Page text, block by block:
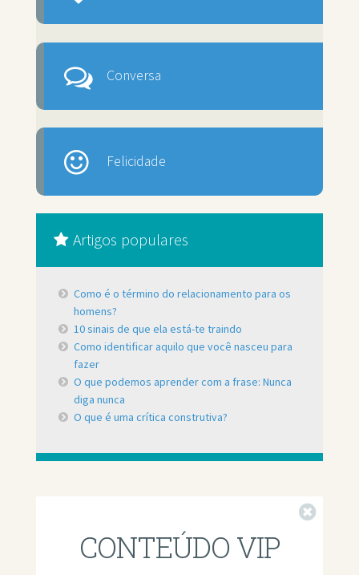
Conversa
Felicidade
Artigos populares
Como é o término do relacionamento para os
homens?
10 sinais de que ela está-te traindo
Como identificar aquilo que você nasceu para
fazer
O que podemos aprender com a frase: Nunca
diga nunca
O que é uma crítica construtiva?
CONTEÚDO VIP